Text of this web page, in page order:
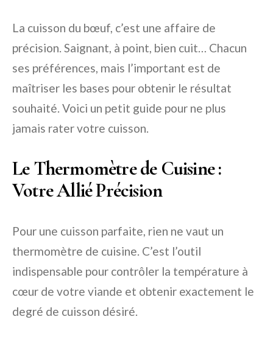
La cuisson du bœuf, c’est une affaire de
précision. Saignant, à point, bien cuit… Chacun
ses préférences, mais l’important est de
maîtriser les bases pour obtenir le résultat
souhaité. Voici un petit guide pour ne plus
jamais rater votre cuisson.
Le Thermomètre de Cuisine :
Votre Allié Précision
Pour une cuisson parfaite, rien ne vaut un
thermomètre de cuisine. C’est l’outil
indispensable pour contrôler la température à
cœur de votre viande et obtenir exactement le
degré de cuisson désiré.